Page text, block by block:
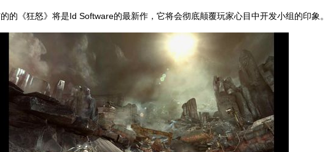
《狂怒》将是Id Software的最新作，它将会彻底颠覆玩家心目中开发小组的印象。